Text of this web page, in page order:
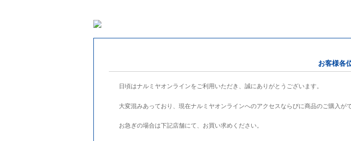
お客様各
日頃はナルミヤオンラインをご利用いただき、誠にありがとうございます。
大変混みあっており、現在ナルミヤオンラインへのアクセスならびに商品のご購入が
お急ぎの場合は下記店舗にて、お買い求めください。